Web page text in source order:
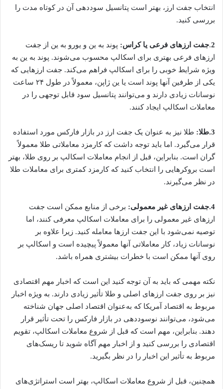
انتخاب جفت ارز، بهتر است پتانسیل سوددهی آن در کوتاه مدت را
بررسی کنید.
2
.جفت ارزهای فرعی یا کراس: پوند به ین و یورو به ین از جفت
ارزهای فرعی بهتری برای اسکالپ محسوب می‌شوند. پوند به ین به
ویژه شرایط خوبی را برای اسکالپ فراهم می‌کند. جفت ارزهایی که
یکی از طرفین آنها پوند است یا ین ژاپن، معمولاً در طول ۲۴ ساعت
نوسانات زیادی دارند و می‌توانند پتانسیل سود قابل توجهی را در
معاملات اسکالپ ایجاد کنند.
3.طلا:
طلا نیز به عنوان یک جفت ارز در بازار فارکس مورد استفاده
قرار می‌گیرد. اما باید توجه داشت که کارمزد معاملاتی طلا معمولاً
گران است. بنابراین، قبل از انجام معاملات اسکالپ بر روی طلا، بهتر
است بروکرهایی را انتخاب کنید که کارمزد کمتری برای معاملات طلا
در نظر می‌گیرند.
4.جفت ارزهای غیر معمولی:
برخی از منابع ممکن است جفت
ارزهای غیر معمولی را برای معاملات اسکالپ معرفی کنند، اما
توصیه نمی‌شود با این جفت ارزها معامله کنید. زیرا علاوه بر
نوسانات زیاد، کار معاملاتی آنها معمولاً پیچیده است و اسکالپ بر
روی آنها ممکن است با خطرات بیشتری همراه باشد.
نکته مهمی که باید به آن توجه کنید این است که اخبار مهم اقتصادی
نیز بر روی جفت ارزهای اصلی و طلا تأثیر زیادی دارند. به ویژه اخبار
مربوط به اقتصاد آمریکا که به‌عنوان اقتصاد اصلی جهان شناخته
می‌شود، می‌توانند نوسوددهی در بازار فارکس را تحت تأثیر قرار
دهند. بنابراین، مهم است که قبل از شروع معاملات اسکالپ، تقویم
اقتصادی را بررسی کنید و از اخبار مهم آگاه شوید تا ریسک‌های
مربوط به تأثیر این اخبار را در نظر بگیرید.
همچنین، قبل از شروع معاملات اسکالپ، بهتر است استراتژی‌های